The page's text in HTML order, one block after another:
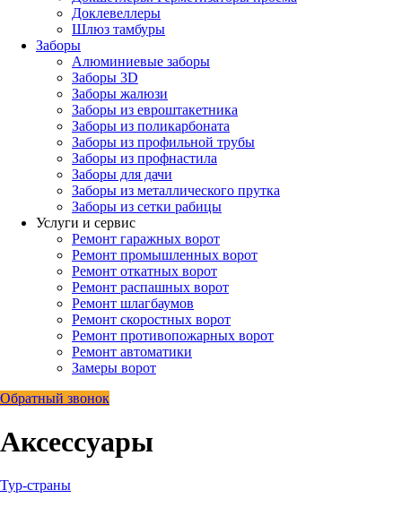
Доклевеллеры
Шлюз тамбуры
Заборы
Алюминиевые заборы
Заборы 3D
Заборы жалюзи
Заборы из евроштакетника
Заборы из поликарбоната
Заборы из профильной трубы
Заборы из профнастила
Заборы для дачи
Заборы из металлического прутка
Заборы из сетки рабицы
Услуги и сервис
Ремонт гаражных ворот
Ремонт промышленных ворот
Ремонт откатных ворот
Ремонт распашных ворот
Ремонт шлагбаумов
Ремонт скоростных ворот
Ремонт противопожарных ворот
Ремонт автоматики
Замеры ворот
Обратный звонок
Аксессуары
Тур-страны